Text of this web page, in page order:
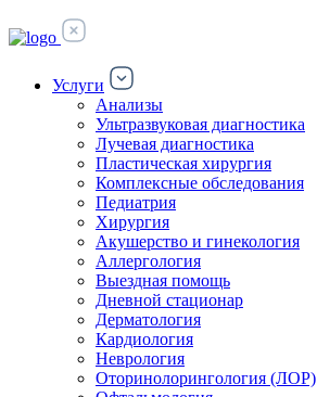
Услуги
Анализы
Ультразвуковая диагностика
Лучевая диагностика
Пластическая хирургия
Комплексные обследования
Педиатрия
Хирургия
Акушерство и гинекология
Аллергология
Выездная помощь
Дневной стационар
Дерматология
Кардиология
Неврология
Оторинолорингология (ЛОР)